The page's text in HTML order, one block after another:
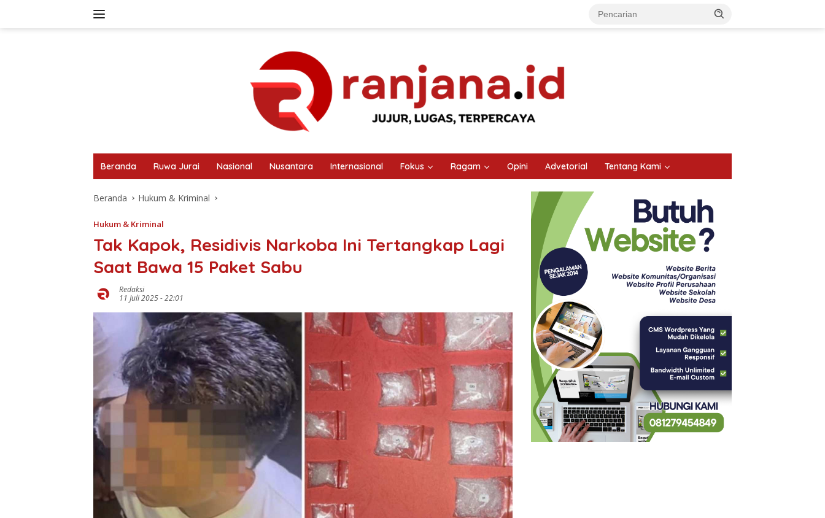
Beranda Ruwa Jurai Nasional Nusantara Internasional Fokus Ragam Opini Advetorial Tentang Kami
Beranda Hukum & Kriminal
Hukum & Kriminal
Tak Kapok, Residivis Narkoba Ini Tertangkap Lagi
Saat Bawa 15 Paket Sabu
Redaksi
11 Juli 2025 - 22:01